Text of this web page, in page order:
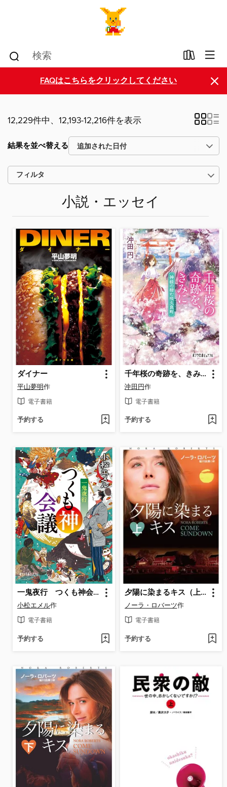
FAQはこちらをクリックしてください ×
12,229件中、12,193-12,216件を表示
結果を並べ替える
フィルタ
小説・エッセイ
ダイナー
平山夢明作
電子書籍
予約する
千年桜の奇跡を、きみに 神様の棲む咲久良町
沖田円作
電子書籍
予約する
一鬼夜行 つくも神会議
小松エメル作
電子書籍
予約する
夕陽に染まるキス（上）
ノーラ・ロバーツ作
電子書籍
予約する